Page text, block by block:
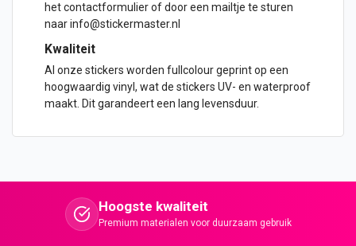
het contactformulier of door een mailtje te sturen
naar info@stickermaster.nl
Kwaliteit
Al onze stickers worden fullcolour geprint op een
hoogwaardig vinyl, wat de stickers UV- en waterproof
maakt. Dit garandeert een lang levensduur.
Hoogste kwaliteit
Premium materialen voor duurzaam gebruik